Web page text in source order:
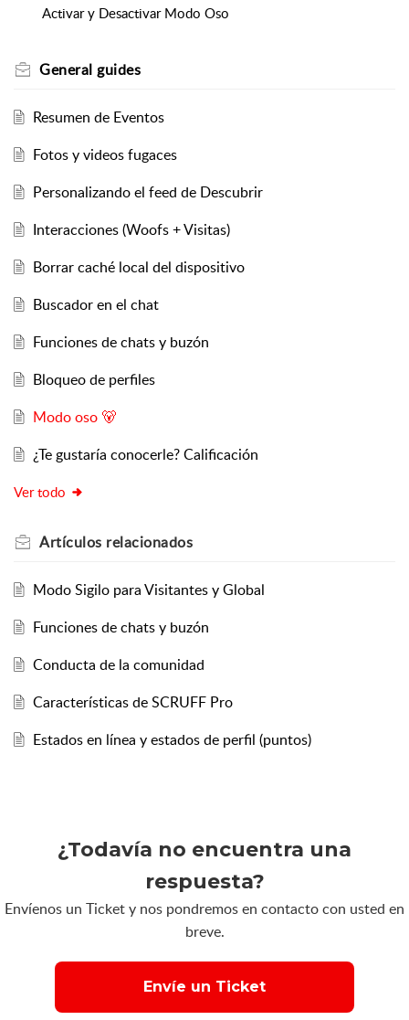
Activar y Desactivar Modo Oso
General guides
Resumen de Eventos
Fotos y videos fugaces
Personalizando el feed de Descubrir
Interacciones (Woofs + Visitas)
Borrar caché local del dispositivo
Buscador en el chat
Funciones de chats y buzón
Bloqueo de perfiles
Modo oso 🐻
¿Te gustaría conocerle? Calificación
Ver todo
Artículos relacionados
Modo Sigilo para Visitantes y Global
Funciones de chats y buzón
Conducta de la comunidad
Características de SCRUFF Pro
Estados en línea y estados de perfil (puntos)
¿Todavía no encuentra una
respuesta?
Envíenos un Ticket y nos pondremos en contacto con usted en
breve.
Envíe un Ticket